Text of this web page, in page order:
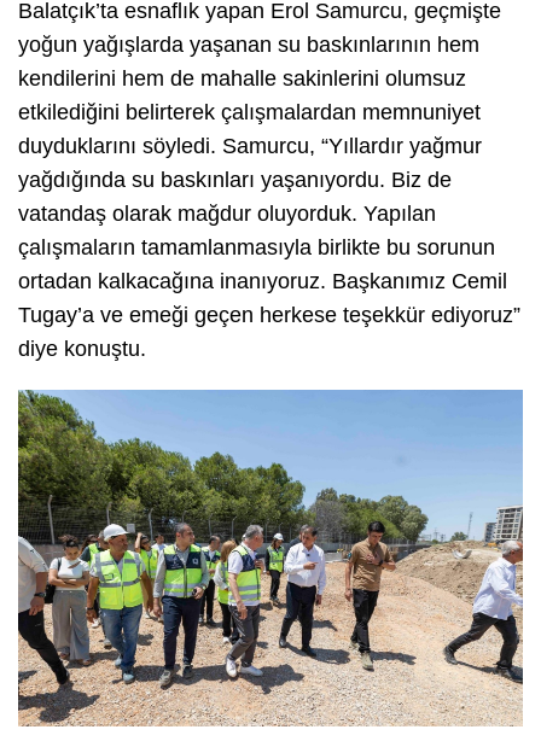
Balatçık’ta esnaflık yapan Erol Samurcu, geçmişte
yoğun yağışlarda yaşanan su baskınlarının hem
kendilerini hem de mahalle sakinlerini olumsuz
etkilediğini belirterek çalışmalardan memnuniyet
duyduklarını söyledi. Samurcu, “Yıllardır yağmur
yağdığında su baskınları yaşanıyordu. Biz de
vatandaş olarak mağdur oluyorduk. Yapılan
çalışmaların tamamlanmasıyla birlikte bu sorunun
ortadan kalkacağına inanıyoruz. Başkanımız Cemil
Tugay’a ve emeği geçen herkese teşekkür ediyoruz”
diye konuştu.